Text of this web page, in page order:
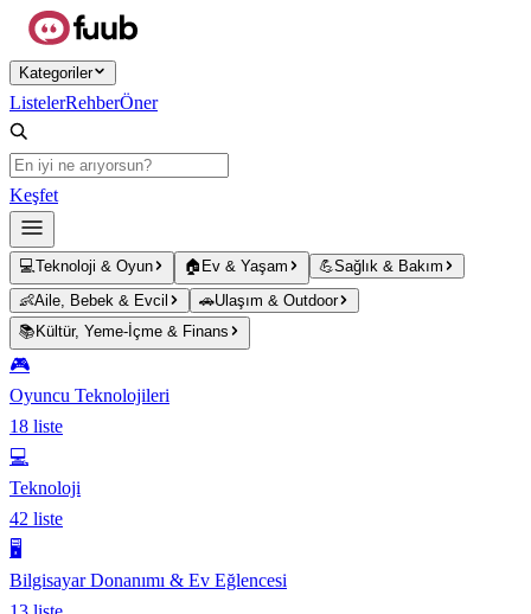
Ana içeriğe atla
Kategoriler
ListelerRehberÖner
Keşfet
💻Teknoloji & Oyun 🏠 Ev & Yaşam 💪Sağlık & Bakım
👶Aile, Bebek & Evcil 🚗Ulaşım & Outdoor
📚 Kültür, Yeme-İçme & Finans
🎮
Oyuncu Teknolojileri
18 liste
💻
Teknoloji
42 liste
🖥️
Bilgisayar Donanımı & Ev Eğlencesi